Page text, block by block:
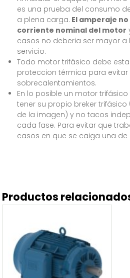
es una prueba del consumo
a plena carga. El amperaje
corriente nominal del motor
casos no deberia ser mayor a
servicio.
Todo motor trifásico debe
proteccion térmica para evitar
sobrecalentamientos.
En lo posible un motor
tener su propio breker
de la imagen) y no tacos
cada fase. Para evitar que
casos en que se caiga una de
Productos